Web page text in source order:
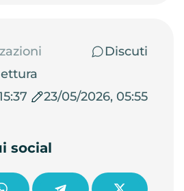
Discuti
23/05/2026, 05:55
social